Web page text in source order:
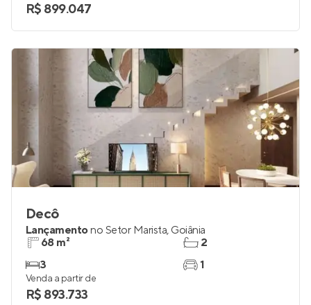
R$ 899.047
Decô
Lançamentono Setor Marista, Goiânia
68 m²
3
2
1
Venda a partir de
R$ 893.733